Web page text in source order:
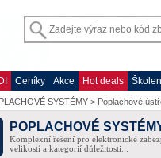
Ceníky Akce Hot deals
SYSTÉMY > Poplachové
POPLACHOVÉ
Komplexní řešení pro elektronické
velikostí a kategorií důležitosti...